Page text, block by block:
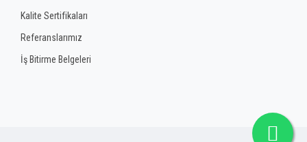
Kalite Sertifikaları
Referanslarımız
İş Bitirme Belgeleri